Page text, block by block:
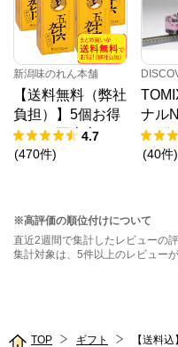
新潟味のれん本舗
【送料無料（弊社
負担）】5個お得
セット五十六カレ
ーせんべい
4.7
(470件)
ナル
40形
AKU
(40件)
※高評価の順位付けについて
直近2週間で集計したレビューの
集計対象は、5件以上のレビュー
TOP ギフト 【送料